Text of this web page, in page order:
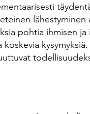
lähestyminen
pohtia ihmisen ja
kysymyksiä.